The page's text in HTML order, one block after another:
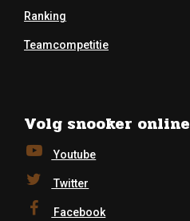
Ranking
Teamcompetitie
Volg snooker online
Youtube
Twitter
Facebook